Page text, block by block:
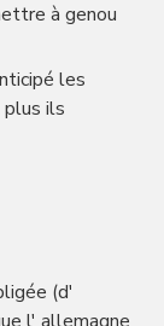
à genou
les
ils
(d'